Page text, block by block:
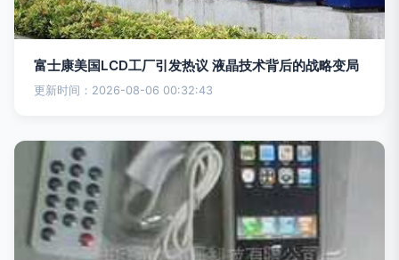
富士康美国LCD工厂引发热议 液晶技术背后的战略变局
更新时间：2026-08-06 00:32:43